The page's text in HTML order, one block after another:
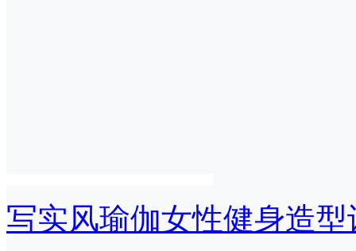
写实风瑜伽女性健身造